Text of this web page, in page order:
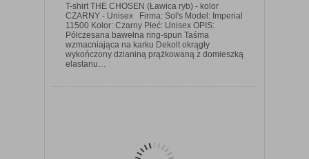
T-shirt THE CHOSEN (Ławica ryb) - kolor
CZARNY - Unisex Firma: Sol's Model: Imperial
11500 Kolor: Czarny Płeć: Unisex OPIS:
Półczesana bawełna ring-spun Taśma
wzmacniająca na karku Dekolt okrągły
wykończony dzianiną prążkowaną z domieszką
elastanu…
ZOBACZ SZCZEGÓŁY